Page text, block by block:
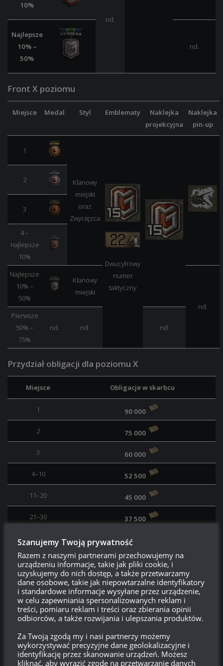
10%
nd.
Najlepsze
10% –
50%
nd.
Front X poziomu
Miejsce Medal Styl Emblematy
Naklejka
projekcyjna
Naklejka
pin-up
1
Klanowy
miejski
oraz
Zwycięzca
Dwucyfrowy
numer
taktyczny
2
3
4 –
najlepsze
10%
Najlepsze
10% –
50%
Klanowy
miejski
nd.
Pierwsze
50% –
75%
nd. nd. nd.
Przydział obligacji dla poziomu X
Miejsce Obligacje w skarbcu
1 90 000
2 75 000
3 60 000
4–10 52 500
11–20 45 000
21–30 37 500
31–40 30 000
41–50 20 000
51–65 10 000
66–100 5 000
101–200 2 250
Klanowy miejski oraz Zwycięzca
Szanujemy Twoją prywatność
Razem z naszymi partnerami przechowujemy na
urządzeniu informacje, takie jak pliki cookie, i
uzyskujemy do nich dostęp, a także przetwarzamy
dane osobowe, takie jak niepowtarzalne identyfikatory
i standardowe informacje wysyłane przez urządzenie,
w celu zapewniania spersonalizowanych reklam i
treści, pomiaru reklam i treści oraz zbierania opinii
odbiorców, a także rozwijania i ulepszania produktów.
Za Twoją zgodą my i nasi partnerzy możemy
wykorzystywać precyzyjne dane geolokalizacyjne i
identyfikację przez skanowanie urządzeń. Możesz
kliknąć, aby wyrazić zgodę na przetwarzanie danych